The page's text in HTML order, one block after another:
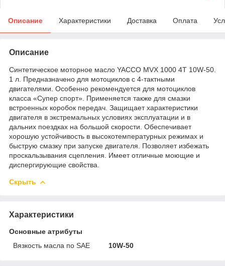
Описание Характеристики Доставка Оплата
Описание
Синтетическое моторное масло YACCO MVX 1000 4T 10W-50.
1 л. Предназначено для мотоциклов с 4-тактными
двигателями. Особенно рекомендуется для мотоциклов
класса «Супер спорт». Применяется также для смазки
встроенных коробок передач. Защищает характеристики
двигателя в экстремальных условиях эксплуатации и в
дальних поездках на большой скорости. Обеспечивает
хорошую устойчивость в высокотемпературных режимах и
быструю смазку при запуске двигателя. Позволяет избежать
проскальзывания сцепления. Имеет отличные моющие и
диспергирующие свойства.
Скрыть
Характеристики
Основные атрибуты
Вязкость масла по SAE
10W-50